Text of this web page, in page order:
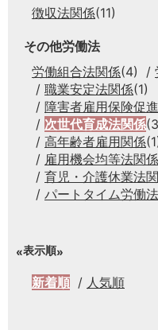
徴収法関係(11)
その他労働法
労働組合法関係(4)
職業安定法関係(1)
障害者雇用保険促
次世代育成法関係
高年齢者雇用関係
雇用機会均等法関係
育児・介護休業法
パートタイム労働
表示順
新着順 人気順